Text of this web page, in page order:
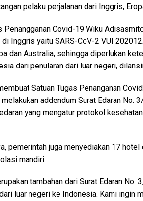
pelaku perjalanan dari Inggris,
Penangganan Covid-19 Wiku
di Inggris yaitu SARS-CoV-2 VUI
dan Australia, sehingga diperlukan
dari penularan dari luar negeri,
Satuan Tugas Penanganan
addendum Surat Edaran No.
yang mengatur protokol
pemerintah juga menyediakan 17
mandiri.
tambahan dari Surat Edaran
luar negeri ke Indonesia. Kami ingin